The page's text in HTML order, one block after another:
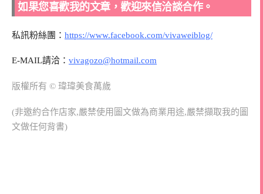
如果您喜歡我的文章，歡迎來信洽談合作。
私訊粉絲團： https://www.facebook.com/vivaweiblog/
E-MAIL請洽： vivagozo@hotmail.com
版權所有 © 瑋瑋美食萬歲
(非邀約合作店家,嚴禁使用圖文做為商業用途,嚴禁擷取我的圖
文做任何背書)